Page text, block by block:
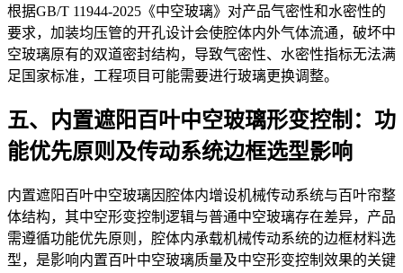
根据GB/T 11944-2025《中空玻璃》对产品气密性和水密性的
要求，加装均压管的开孔设计会使腔体内外气体流通，破坏中
空玻璃原有的双道密封结构，导致气密性、水密性指标无法满
足国家标准，工程项目可能需要进行玻璃更换调整。
五、内置遮阳百叶中空玻璃形变控制：功
能优先原则及传动系统边框选型影响
内置遮阳百叶中空玻璃因腔体内增设机械传动系统与百叶帘整
体结构，其中空形变控制逻辑与普通中空玻璃存在差异，产品
需遵循功能优先原则，腔体内承载机械传动系统的边框材料选
型，是影响内置百叶中空玻璃质量及中空形变控制效果的关键